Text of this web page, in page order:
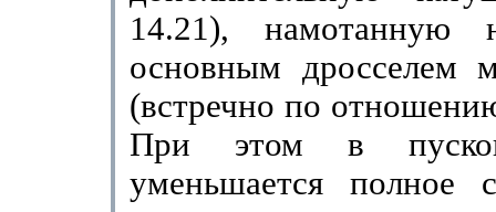
14.21),
основным дросселем
(встречно по
При этом в
уменьшается полное